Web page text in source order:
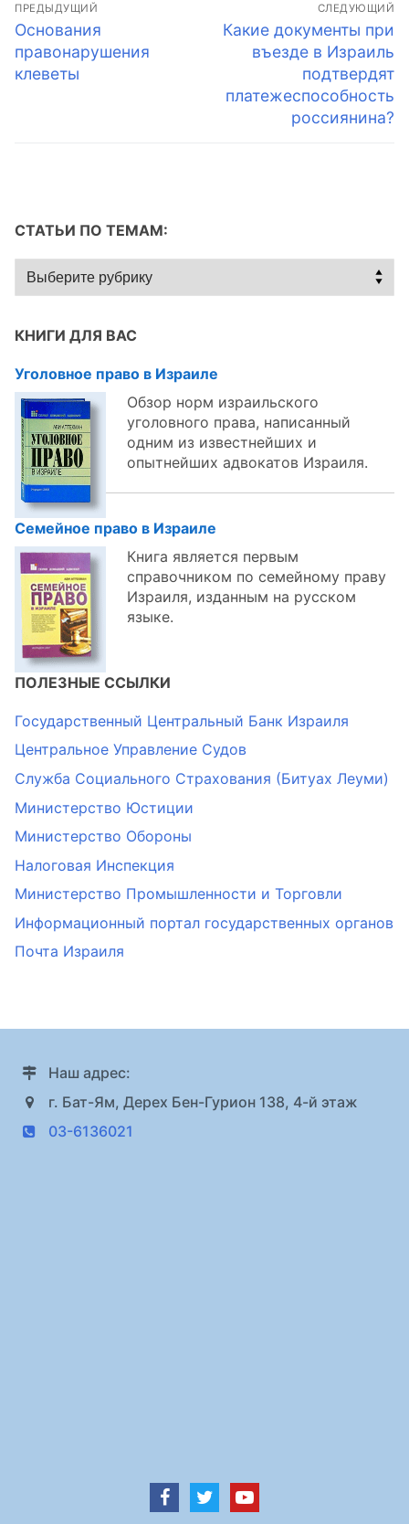
по
записям
ПРЕДЫДУЩИЙ
Предыдущая
запись:
Основания
правонарушения
клеветы
СЛЕДУЮЩИЙ
Следующая
запись:
Какие документы при
въезде в Израиль
подтвердят
платежеспособность
россиянина?
СТАТЬИ ПО ТЕМАМ:
Статьи
по
КНИГИ ДЛЯ ВАС
Уголовное право в Израиле
Обзор норм израильского
уголовного права, написанный
одним из известнейших и
опытнейших адвокатов Израиля.
Семейное право в Израиле
Книга является первым
справочником по семейному праву
Израиля, изданным на русском
языке.
ПОЛЕЗНЫЕ ССЫЛКИ
Государственный Центральный Банк Израиля
Центральное Управление Судов
Служба Социального Страхования (Битуах Леуми)
Министерство Юстиции
Министерство Обороны
Налоговая Инспекция
Министерство Промышленности и Торговли
Информационный портал государственных органов
Почта Израиля
Наш адрес:
г. Бат-Ям, Дерех Бен-Гурион 138, 4-й этаж
03-6136021